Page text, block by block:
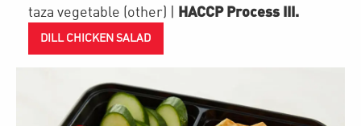
taza vegetable (other) HACCP Process III.
DILL CHICKEN SALAD